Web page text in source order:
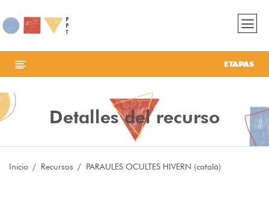
ETAPAS
Detalles del recurso
Inicio Recursos PARAULES OCULTES HIVERN (català)